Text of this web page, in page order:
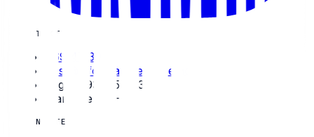
KONTAKT
469 47 391
post@informativreklame.no
Org.nr: 931 554 832
Man–Fre · 08–16
TJENESTER